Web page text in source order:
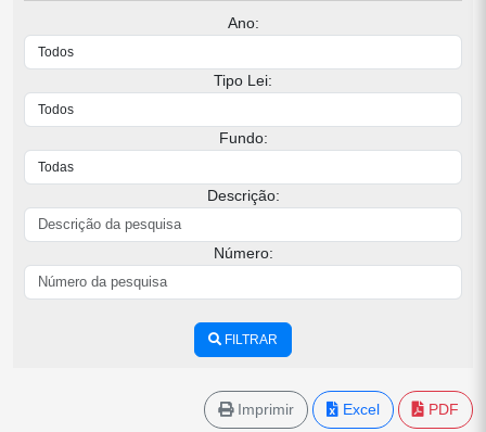
Ano:
Tipo Lei:
Fundo:
Descrição:
Número:
FILTRAR
Imprimir Excel PDF